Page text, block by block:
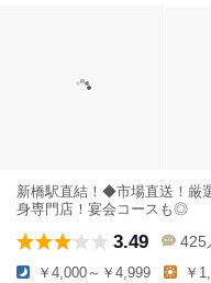
新橋駅直結！◆市場直送！厳
身専門店！宴会コースも◎
3.49 425
￥4,000～￥4,999 ￥